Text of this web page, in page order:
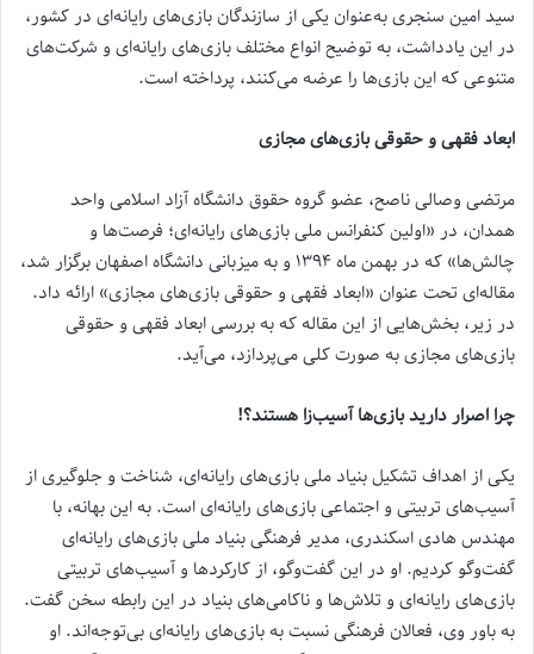
سید امین سنجری به‌عنوان یکی از سازندگان بازی‌های رایانه‌ای در کشور،
در این یادداشت، به توضیح انواع مختلف بازی‌های رایانه‌ای و شرکت‌های
متنوعی که این بازی‌ها را عرضه می‌کنند، پرداخته است.
ابعاد فقهی و حقوقی بازی‌های مجازی
مرتضی وصالی ناصح، عضو گروه حقوق دانشگاه آزاد اسلامی واحد
همدان، در «اولین کنفرانس ملی بازی‌های رایانه‌ای؛ فرصت‌ها و
چالش‌ها» که در بهمن ماه ۱۳۹۴ و به میزبانی دانشگاه اصفهان برگزار شد،
مقاله‌ای تحت عنوان «ابعاد فقهی و حقوقی بازی‌های مجازی» ارائه داد.
در زیر، بخش‌هایی از این مقاله که به بررسی ابعاد فقهی و حقوقی
بازی‌های مجازی به صورت کلی می‌پردازد، می‌آید.
چرا اصرار دارید بازی‌ها آسیب‌زا هستند؟!
یکی از اهداف تشکیل بنیاد ملی بازی‌های رایانه‌ای، شناخت و جلوگیری از
آسیب‌های تربیتی و اجتماعی بازی‌های رایانه‌ای است. به این بهانه، با
مهندس هادی اسکندری، مدیر فرهنگی بنیاد ملی بازی‌های رایانه‌ای
گفت‌وگو کردیم. او در این گفت‌وگو، از کارکردها و آسیب‌های تربیتی
بازی‌های رایانه‌ای و تلاش‌ها و ناکامی‌های بنیاد در این رابطه سخن گفت.
به باور وی، فعالان فرهنگی نسبت به بازی‌های رایانه‌ای بی‌توجه‌اند. او